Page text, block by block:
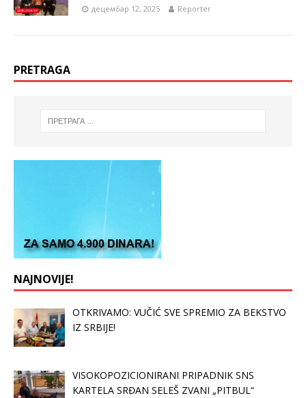
децембар 12, 2025 Reporter
PRETRAGA
NAJNOVIJE!
OTKRIVAMO: VUČIĆ SVE SPREMIO ZA BEKSTVO
IZ SRBIJE!
VISOKOPOZICIONIRANI PRIPADNIK SNS
KARTELA SRĐAN SELEŠ ZVANI „PITBUL“